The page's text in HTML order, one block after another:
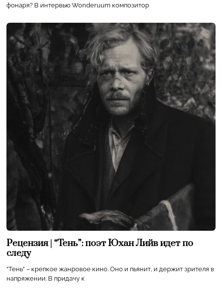
фонаря? В интервью Wonderuum композитор
Рецензия | “Тень”: поэт Юхан Лийв идет по
следу
“Тень” – крепкое жанровое кино. Оно и пьянит, и держит зрителя в
напряжении. В придачу к